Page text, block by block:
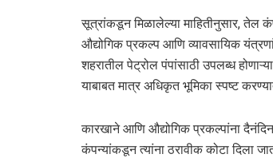
सूत्रांकडून मिळालेल्या माहितीनुसार, तेल
औद्योगिक प्रकल्प आणि व्यावसायिक
शहरातील पेट्रोल पंपांसाठी उपलब्ध
याबाबत मात्र अधिकृत भूमिका स्पष्ट
कारखाने आणि औद्योगिक प्रकल्पांना
कंपन्यांकडून त्यांना ठरावीक कोटा दिला